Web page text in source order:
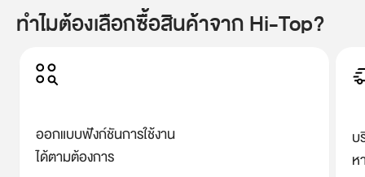
ทำไมต้องเลือกซื้อสินค้าจาก Hi-Top?
หากต้องการเปลี่ยนสถานที่ติดตั้ง